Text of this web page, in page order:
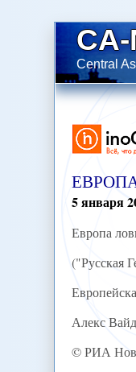
Central
5января
Европа
("Русская
Алекс
© РИА